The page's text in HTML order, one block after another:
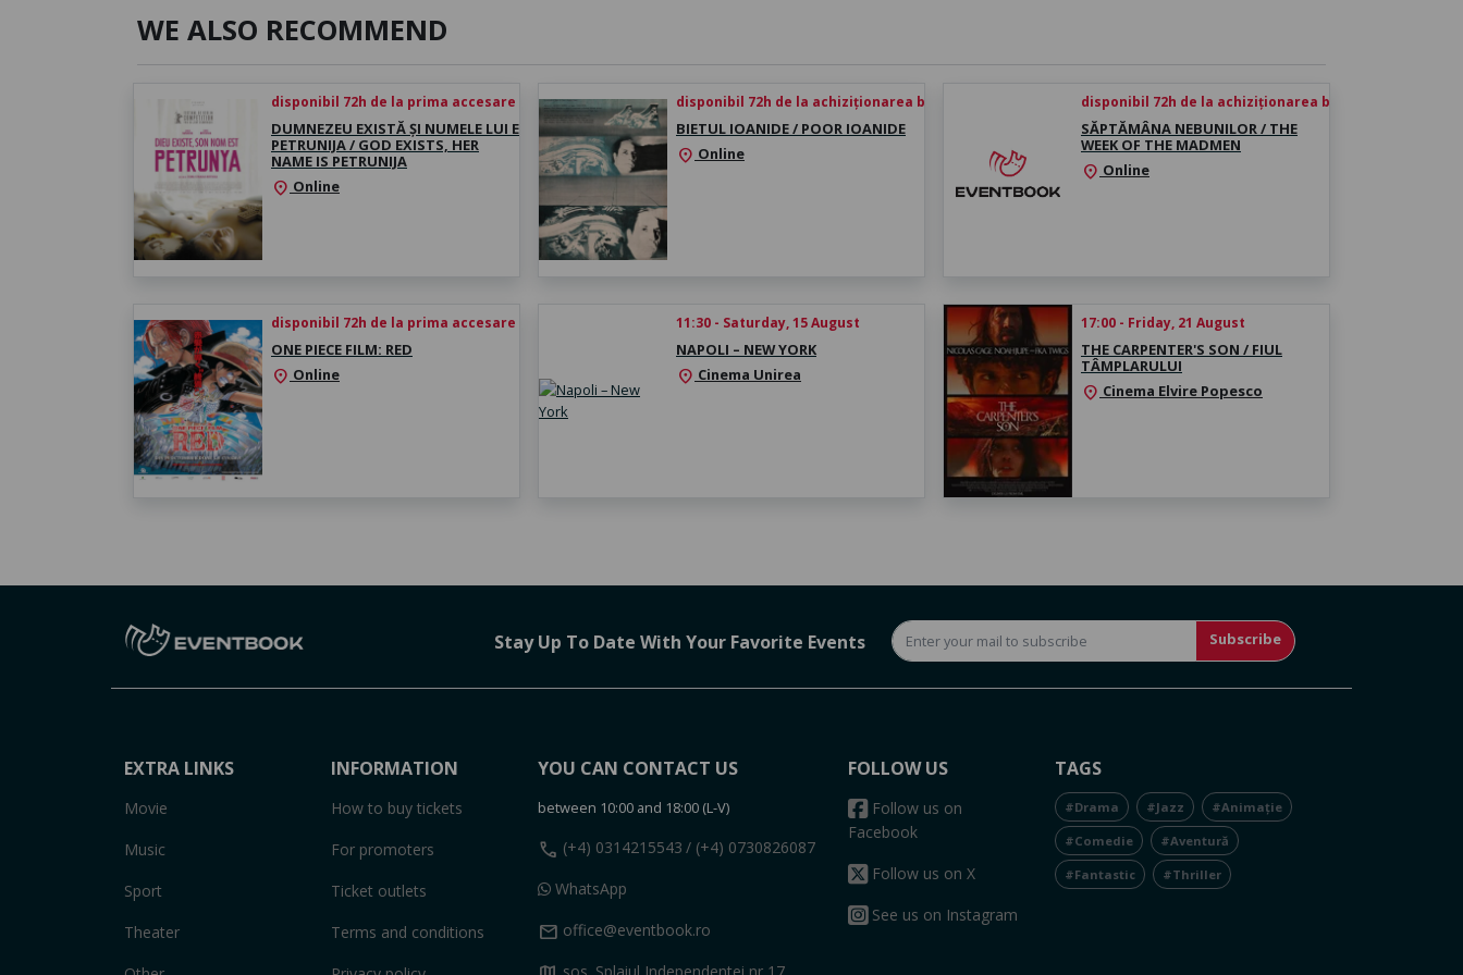
WE ALSO RECOMMEND
disponibil 72h de la prima accesare
DUMNEZEU EXISTĂ ȘI NUMELE LUI E
PETRUNIJA / GOD EXISTS, HER
NAME IS PETRUNIJA
location_on Online
disponibil 72h de la achiziționarea biletului
BIETUL IOANIDE / POOR IOANIDE
location_on Online
disponibil 72h de la achiziționarea biletului
SĂPTĂMÂNA NEBUNILOR / THE
WEEK OF THE MADMEN
location_on Online
disponibil 72h de la prima accesare
ONE PIECE FILM: RED
location_on Online
11:30 - Saturday, 15 August
NAPOLI – NEW YORK
location_on Cinema Unirea
17:00 - Friday, 21 August
THE CARPENTER'S SON / FIUL
TÂMPLARULUI
location_on Cinema Elvire Popesco
Stay Up To Date With Your Favorite Events Subscribe
EXTRA LINKS
Movie
Music
Sport
Theater
INFORMATION
How to buy tickets
For promoters
Ticket outlets
Terms and conditions
YOU CAN CONTACT US
between 10:00 and 18:00 (L-V)
call (+4) 0314215543 / (+4) 0730826087
WhatsApp
mail office@eventbook.ro
FOLLOW US
Follow us on
Facebook
Follow us on X
See us on Instagram
TAGS
#Drama #Jazz #Animație
#Comedie #Aventură
#Fantastic #Thriller